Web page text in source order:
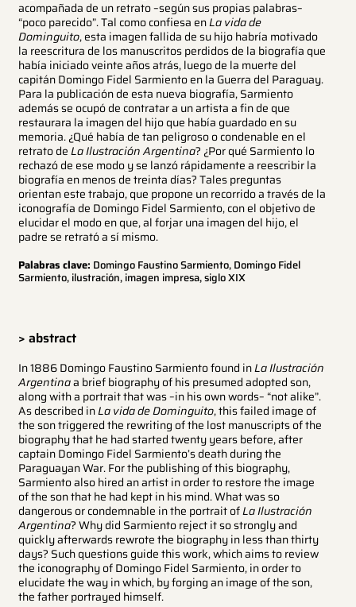
acompañada de un retrato –según sus propias palabras–
“poco parecido”. Tal como confiesa enLa vida de
Dominguito, esta imagen fallida de su hijo habría motivado
la reescritura de los manuscritos perdidos de la biografía que
había iniciado veinte años atrás, luego de la muerte del
capitán Domingo Fidel Sarmiento en la Guerra del Paraguay.
Para la publicación de esta nueva biografía, Sarmiento
además se ocupó de contratar a un artista a fin de que
restaurara la imagen del hijo que había guardado en su
memoria. ¿Qué había de tan peligroso o condenable en el
retrato deLa Ilustración Argentina? ¿Por qué Sarmiento lo
rechazó de ese modo y se lanzó rápidamente a reescribir la
biografía en menos de treinta días? Tales preguntas
orientan este trabajo, que propone un recorrido a través de la
iconografía de Domingo Fidel Sarmiento, con el objetivo de
elucidar el modo en que, al forjar una imagen del hijo, el
padre se retrató a sí mismo.
Palabras clave: Domingo Faustino Sarmiento, Domingo Fidel
Sarmiento, ilustración, imagen impresa, siglo XIX
> abstract
In 1886 Domingo Faustino Sarmiento found inLa Ilustración
Argentinaa brief biography of his presumed adopted son,
along with a portrait that was –in his own words– “not alike”.
As described inLa vida de Dominguito, this failed image of
the son triggered the rewriting of the lost manuscripts of the
biography that he had started twenty years before, after
captain Domingo Fidel Sarmiento’s death during the
Paraguayan War. For the publishing of this biography,
Sarmiento also hired an artist in order to restore the image
of the son that he had kept in his mind. What was so
dangerous or condemnable in the portrait ofLa Ilustración
Argentina? Why did Sarmiento reject it so strongly and
quickly afterwards rewrote the biography in less than thirty
days? Such questions guide this work, which aims to review
the iconography of Domingo Fidel Sarmiento, in order to
elucidate the way in which, by forging an image of the son,
the father portrayed himself.